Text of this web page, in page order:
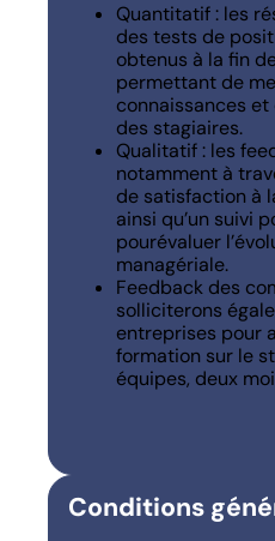
Quantitatif : les
des tests de
obtenus à la fin
permettant de
connaissances
des stagiaires.
Qualitatif : les
notamment à
de satisfaction à
ainsi qu’un suivi
pourévaluer
managériale.
Feedback des
solliciterons
entreprises pour
formation sur le
équipes, deux
Conditions